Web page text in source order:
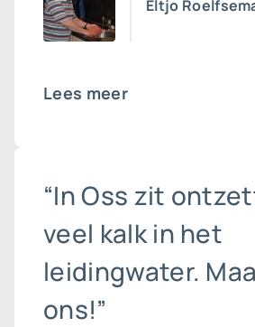
Eltjo
Lees meer
“In Oss zit
veel kalk in het
leidingwater.
ons!”